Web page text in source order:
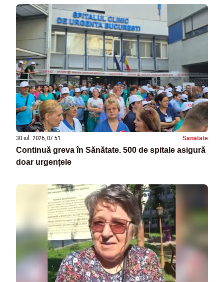
30 iul. 2026, 07:51 Sanatate
Continuă greva în Sănătate. 500 de spitale asigură
doar urgențele